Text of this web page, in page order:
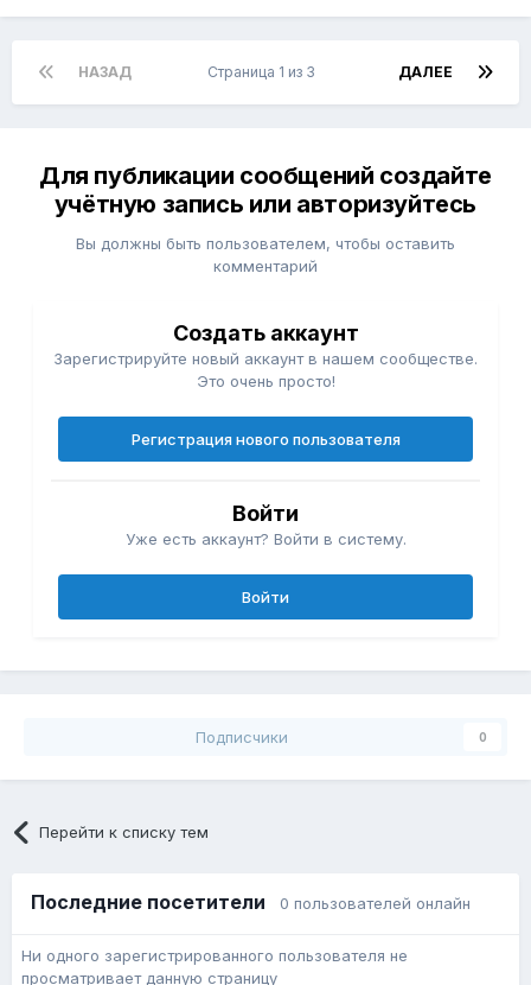
НАЗАД ДАЛЕЕ
Страница 1 из 3
Для публикации сообщений создайте
учётную запись или авторизуйтесь
Вы должны быть пользователем, чтобы оставить
комментарий
Создать аккаунт
Зарегистрируйте новый аккаунт в нашем сообществе.
Это очень просто!
Регистрация нового пользователя
Войти
Уже есть аккаунт? Войти в систему.
Войти
Подписчики 0
Перейти к списку тем
Последние посетители 0 пользователей онлайн
Ни одного зарегистрированного пользователя не
просматривает данную страницу